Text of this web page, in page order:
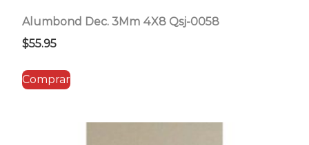
Alumbond Dec. 3Mm 4X8 Qsj-0058
$55.95
Comprar